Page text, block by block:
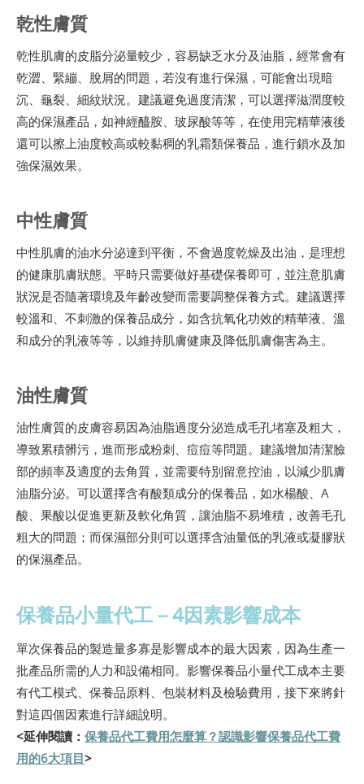
乾性膚質
乾性肌膚的皮脂分泌量較少，容易缺乏水分及油脂，經常會有
乾澀、緊繃、脫屑的問題，若沒有進行保濕，可能會出現暗
沉、龜裂、細紋狀況。建議避免過度清潔，可以選擇滋潤度較
高的保濕產品，如神經醯胺、玻尿酸等等，在使用完精華液後
還可以擦上油度較高或較黏稠的乳霜類保養品，進行鎖水及加
強保濕效果。
中性膚質
中性肌膚的油水分泌達到平衡，不會過度乾燥及出油，是理想
的健康肌膚狀態。平時只需要做好基礎保養即可，並注意肌膚
狀況是否隨著環境及年齡改變而需要調整保養方式。建議選擇
較溫和、不刺激的保養品成分，如含抗氧化功效的精華液、溫
和成分的乳液等等，以維持肌膚健康及降低肌膚傷害為主。
油性膚質
油性膚質的皮膚容易因為油脂過度分泌造成毛孔堵塞及粗大，
導致累積髒污，進而形成粉刺、痘痘等問題。建議增加清潔臉
部的頻率及適度的去角質，並需要特別留意控油，以減少肌膚
油脂分泌。可以選擇含有酸類成分的保養品，如水楊酸、A
酸、果酸以促進更新及軟化角質，讓油脂不易堆積，改善毛孔
粗大的問題；而保濕部分則可以選擇含油量低的乳液或凝膠狀
的保濕產品。
保養品小量代工－4因素影響成本
單次保養品的製造量多寡是影響成本的最大因素，因為生產一
批產品所需的人力和設備相同。影響保養品小量代工成本主要
有代工模式、保養品原料、包裝材料及檢驗費用，接下來將針
對這四個因素進行詳細說明。
<延伸閱讀： 保養品代工費用怎麼算？認識影響保養品代工費
用的6大項目>